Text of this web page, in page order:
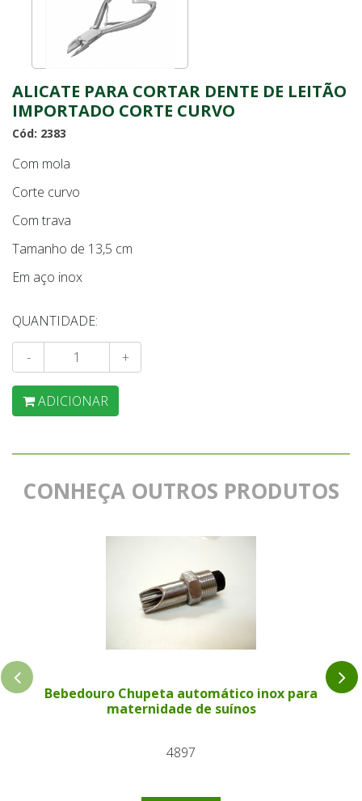
ALICATE PARA CORTAR DENTE DE LEITÃO
IMPORTADO CORTE CURVO
Cód: 2383
Com mola
Corte curvo
Com trava
Tamanho de 13,5 cm
Em aço inox
QUANTIDADE:
- +
ADICIONAR
CONHEÇA OUTROS PRODUTOS
Bebedouro Chupeta automático inox para
maternidade de suínos
4897